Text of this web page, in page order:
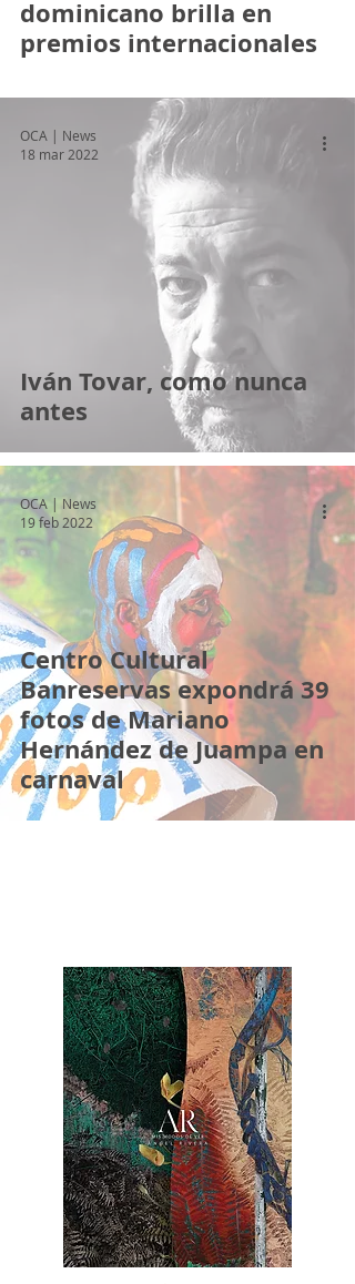
dominicano brilla en
premios internacionales
Iván Tovar, como nunca
antes
OCA | News
18 mar 2022
Centro Cultural
Banreservas expondrá 39
fotos de Mariano
Hernández de Juampa en
carnaval
OCA | News
19 feb 2022